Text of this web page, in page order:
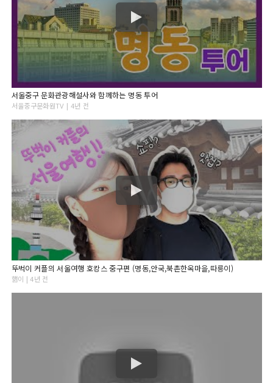
서울중구 문화관광해설사와 함께하는 명동 투어
서울중구문화원TV | 4년 전
뚜벅이 커플의 서울여행 호캉스 중구편 (명동,안국,북촌한옥마을,따릉이)
핾이 | 4년 전